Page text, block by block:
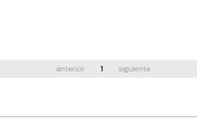
anterior 1 siguiente